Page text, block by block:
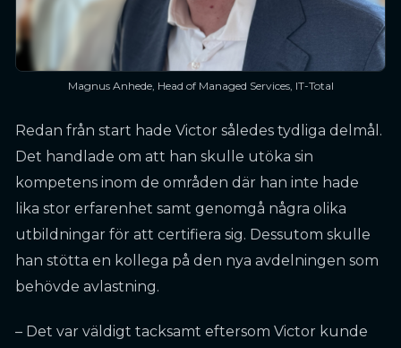
Magnus Anhede, Head of Managed Services, IT-Total
Redan från start hade Victor således tydliga delmål.
Det handlade om att han skulle utöka sin
kompetens inom de områden där han inte hade
lika stor erfarenhet samt genomgå några olika
utbildningar för att certifiera sig. Dessutom skulle
han stötta en kollega på den nya avdelningen som
behövde avlastning.
– Det var väldigt tacksamt eftersom Victor kunde